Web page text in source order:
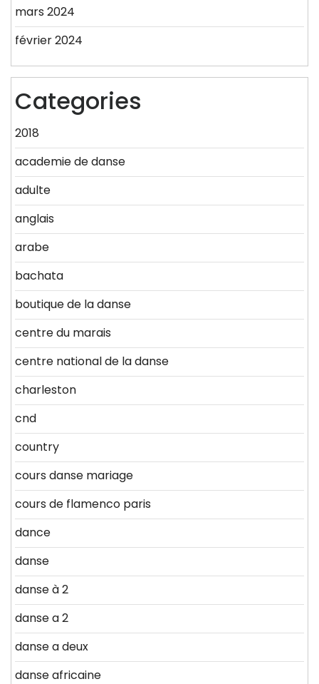
mars 2024
février 2024
Categories
2018
academie de danse
adulte
anglais
arabe
bachata
boutique de la danse
centre du marais
centre national de la danse
charleston
cnd
country
cours danse mariage
cours de flamenco paris
dance
danse
danse à 2
danse a 2
danse a deux
danse africaine